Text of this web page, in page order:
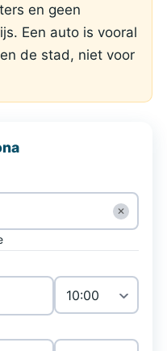
en geen
Een auto is vooral
de stad, niet voor
✕